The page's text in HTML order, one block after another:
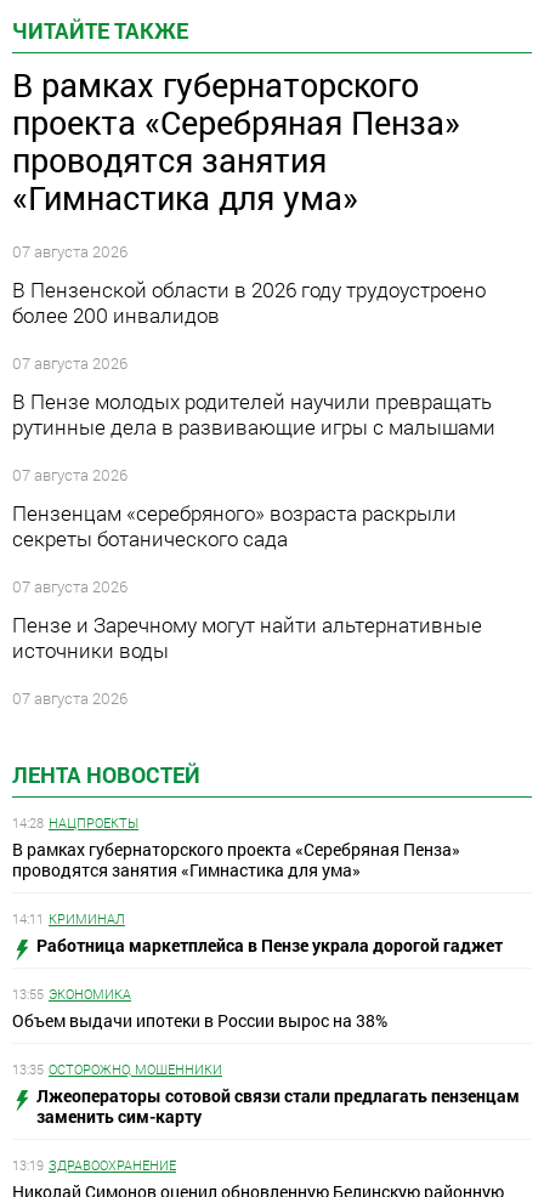
ЛЕНТА НОВОСТЕЙ
14:28 НАЦПРОЕКТЫ
В рамках губернаторского проекта «Серебряная Пенза»
проводятся занятия «Гимнастика для ума»
14:11 КРИМИНАЛ
Работница маркетплейса в Пензе украла дорогой гаджет
13:55 ЭКОНОМИКА
Объем выдачи ипотеки в России вырос на 38%
13:35 ОСТОРОЖНО, МОШЕННИКИ
Лжеоператоры сотовой связи стали предлагать пензенцам
заменить сим-карту
13:19 ЗДРАВООХРАНЕНИЕ
Николай Симонов оценил обновленную Белинскую районную
ЧИТАЙТЕ ТАКЖЕ
В рамках губернаторского
проекта «Серебряная Пенза»
проводятся занятия
«Гимнастика для ума»
07 августа 2026
В Пензенской области в 2026 году трудоустроено
более 200 инвалидов
07 августа 2026
В Пензе молодых родителей научили превращать
рутинные дела в развивающие игры с малышами
07 августа 2026
Пензенцам «серебряного» возраста раскрыли
секреты ботанического сада
07 августа 2026
Пензе и Заречному могут найти альтернативные
источники воды
07 августа 2026